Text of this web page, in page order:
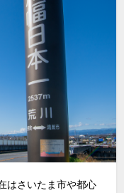
はさいたま市や都心